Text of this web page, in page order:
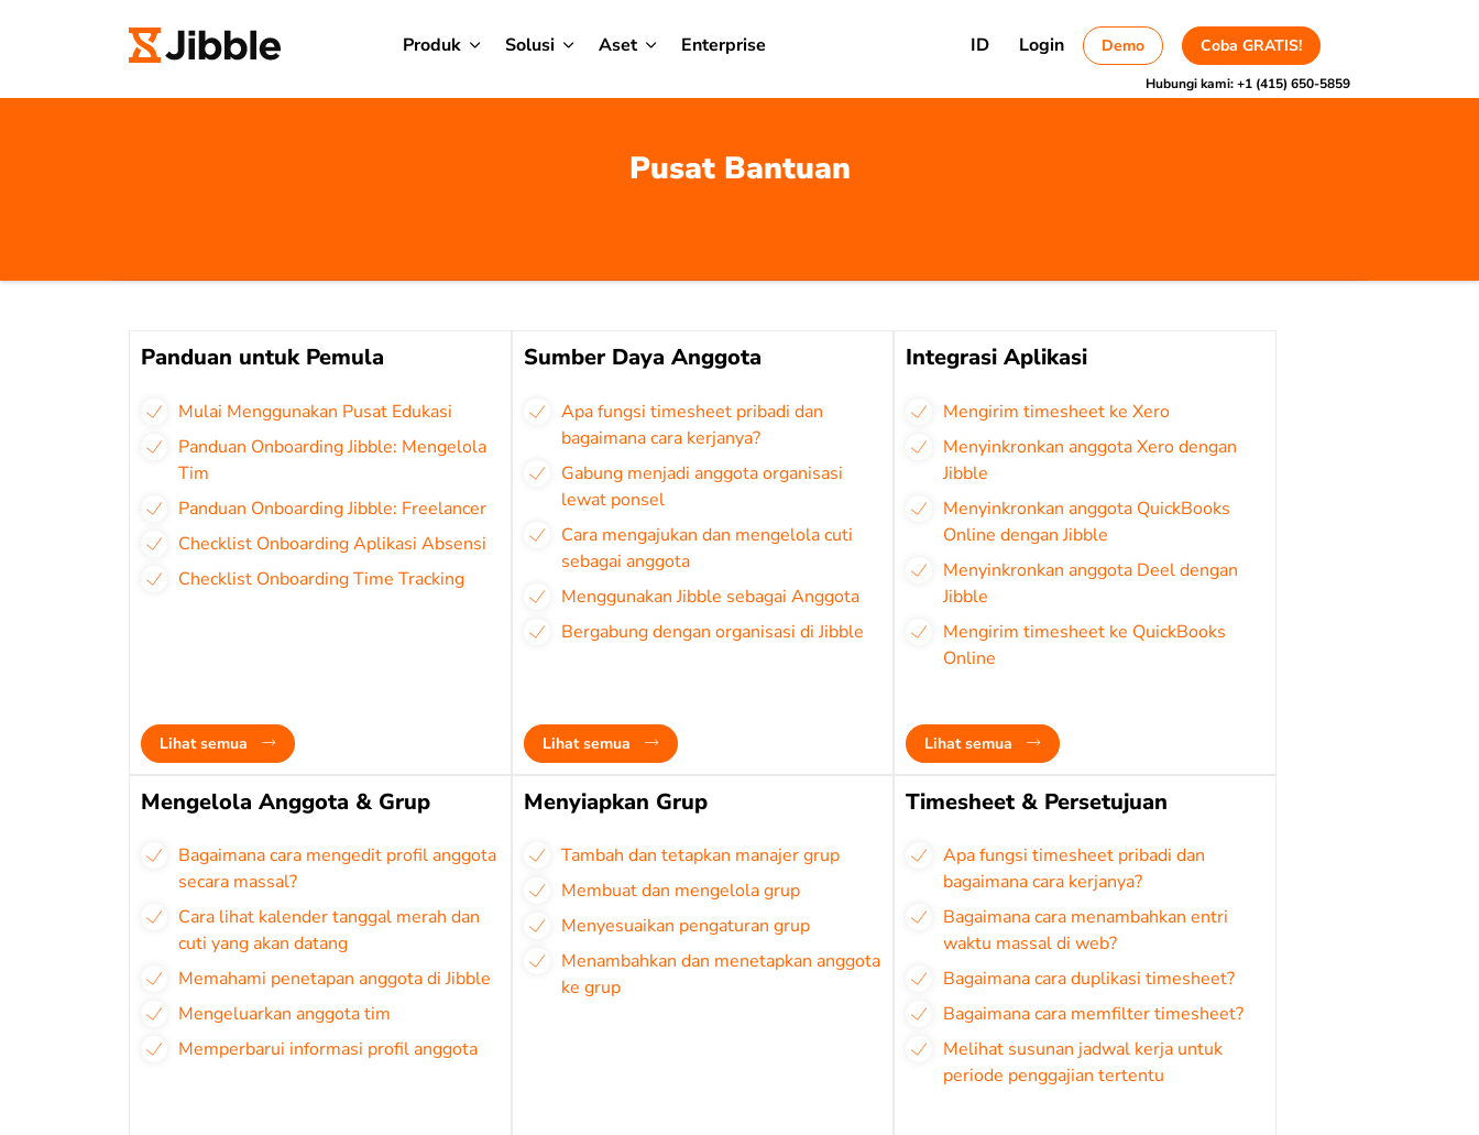
Produk Solusi Aset Enterprise ID Login Demo Coba GRATIS!
Hubungi kami:+1 (415) 650-5859
Pusat Bantuan
Panduan untuk Pemula
Mulai Menggunakan Pusat Edukasi
Panduan Onboarding Jibble: Mengelola
Tim
Panduan Onboarding Jibble: Freelancer
Checklist Onboarding Aplikasi Absensi
Checklist Onboarding Time Tracking
Lihat semua
Sumber Daya Anggota
Apa fungsi timesheet pribadi dan
bagaimana cara kerjanya?
Gabung menjadi anggota organisasi
lewat ponsel
Cara mengajukan dan mengelola cuti
sebagai anggota
Menggunakan Jibble sebagai Anggota
Bergabung dengan organisasi di Jibble
Lihat semua
Integrasi Aplikasi
Mengirim timesheet ke Xero
Menyinkronkan anggota Xero dengan
Jibble
Menyinkronkan anggota QuickBooks
Online dengan Jibble
Menyinkronkan anggota Deel dengan
Jibble
Mengirim timesheet ke QuickBooks
Online
Lihat semua
Mengelola Anggota & Grup
Bagaimana cara mengedit profil anggota
secara massal?
Cara lihat kalender tanggal merah dan
cuti yang akan datang
Memahami penetapan anggota di Jibble
Mengeluarkan anggota tim
Memperbarui informasi profil anggota
Menyiapkan Grup
Tambah dan tetapkan manajer grup
Membuat dan mengelola grup
Menyesuaikan pengaturan grup
Menambahkan dan menetapkan anggota
ke grup
Timesheet & Persetujuan
Apa fungsi timesheet pribadi dan
bagaimana cara kerjanya?
Bagaimana cara menambahkan entri
waktu massal di web?
Bagaimana cara duplikasi timesheet?
Bagaimana cara memfilter timesheet?
Melihat susunan jadwal kerja untuk
periode penggajian tertentu